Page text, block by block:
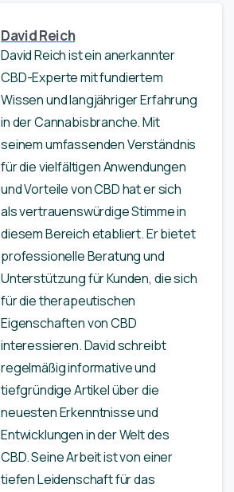
David Reich
David Reich ist ein anerkannter
CBD-Experte mit fundiertem
Wissen und langjähriger Erfahrung
in der Cannabisbranche. Mit
seinem umfassenden Verständnis
für die vielfältigen Anwendungen
und Vorteile von CBD hat er sich
als vertrauenswürdige Stimme in
diesem Bereich etabliert. Er bietet
professionelle Beratung und
Unterstützung für Kunden, die sich
für die therapeutischen
Eigenschaften von CBD
interessieren. David schreibt
regelmäßig informative und
tiefgründige Artikel über die
neuesten Erkenntnisse und
Entwicklungen in der Welt des
CBD. Seine Arbeit ist von einer
tiefen Leidenschaft für das